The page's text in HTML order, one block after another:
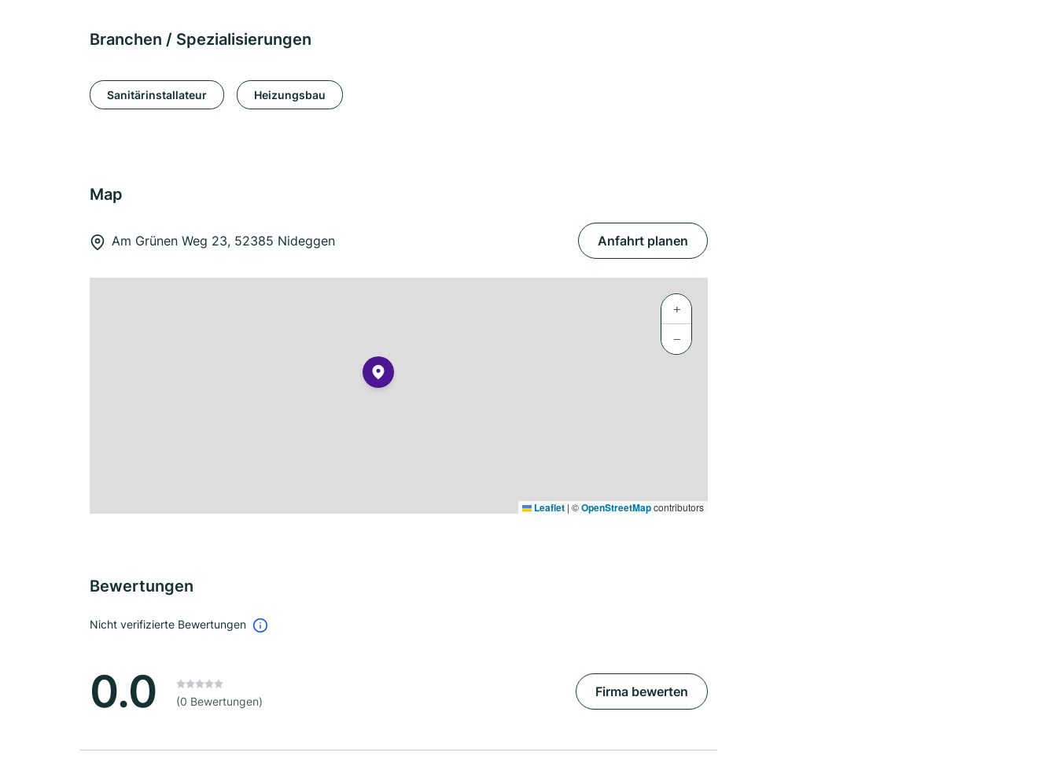
Branchen / Spezialisierungen
Sanitärinstallateur Heizungsbau
Map
Am Grünen Weg 23, 52385 Nideggen Anfahrt planen
+
−
Leaflet | ©OpenStreetMapcontributors
Bewertungen
Nicht verifizierte Bewertungen
0.0 (0 Bewertungen)
Firma bewerten